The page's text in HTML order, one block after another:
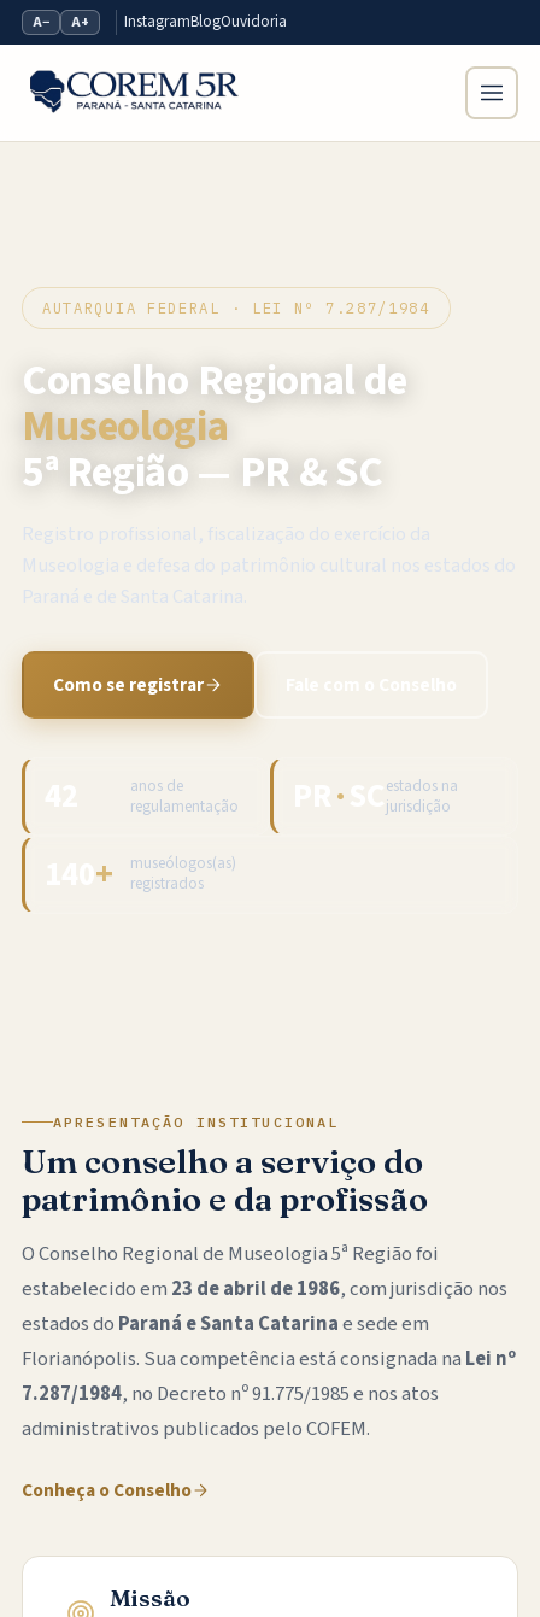
A− A+ InstagramBlogOuvidoria
AUTARQUIA FEDERAL · LEI Nº 7.287/1984
Conselho Regional de
Museologia
5ª Região — PR & SC
Registro profissional, fiscalização do exercício da
Museologia e defesa do patrimônio cultural nos estados do
Paraná e de Santa Catarina.
Como se registrar
anos de
regulamentação
·
estados na
jurisdição
+
museólogos(as)
registrados
APRESENTAÇÃO INSTITUCIONAL
Um conselho a serviço do
patrimônio e da profissão
O Conselho Regional de Museologia 5ª Região foi
estabelecido em 23 de abril de 1986, com jurisdição nos
estados do Paraná e Santa Catarinae sede em
Florianópolis. Sua competência está consignada na Lei nº
7.287/1984, no Decreto nº 91.775/1985 e nos atos
administrativos publicados pelo COFEM.
Conheça o Conselho
Missão